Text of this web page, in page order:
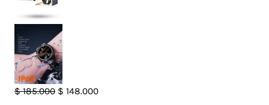
$185.000 El
$ 148.000El